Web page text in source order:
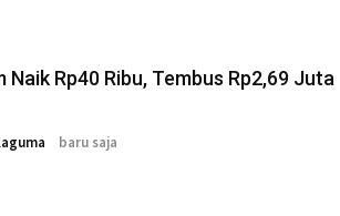
Naik Rp40 Ribu, Tembus Rp2,69 Juta
baru saja